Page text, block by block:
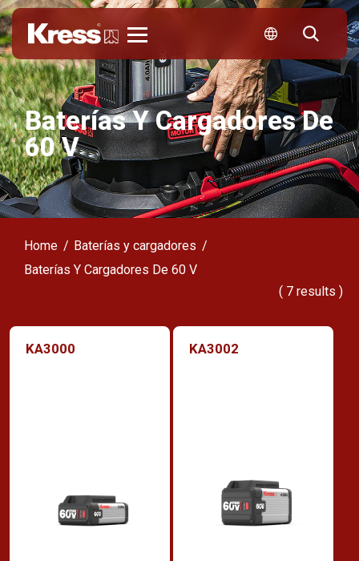
Baterías Y Cargadores De
60 V
Home
Baterías y cargadores
Baterías Y Cargadores De 60 V
( 7 results )
KA3000 KA3002